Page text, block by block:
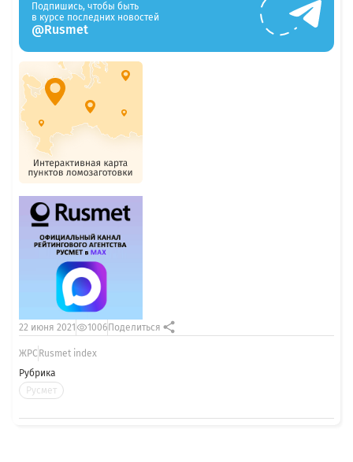
Рубрика
Русмет
22 июня 2021 1006Поделиться
ЖРС Rusmet index
Подпишись, чтобы быть
в курсе последних новостей
@Rusmet